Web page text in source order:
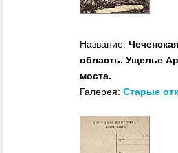
Название:
область. Ущелье
моста.
Галерея: Старые